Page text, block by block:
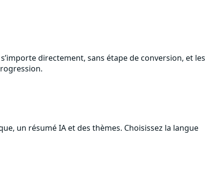
directement, sans étape de conversion, et les
un résumé IA et des thèmes. Choisissez la langue